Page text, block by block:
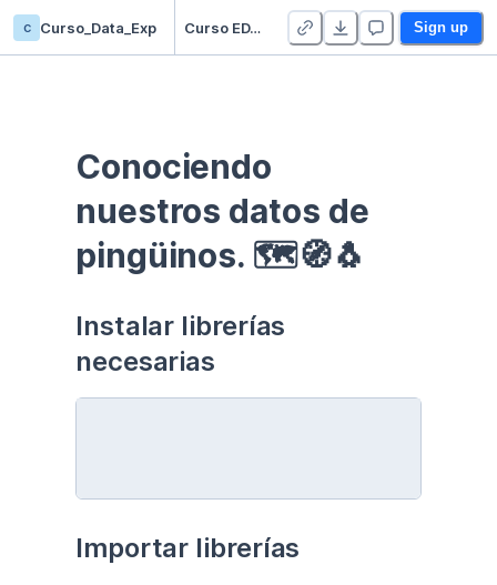
c Curso_Data_Exp Curso EDA - Communication - Duplicate Sign up
Conociendo
nuestros datos de
pingüinos. 🗺🧭🐧
Instalar librerías
necesarias
Importar librerías